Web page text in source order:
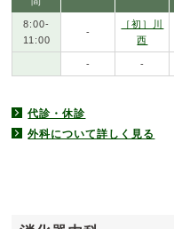
8:00-
11:00
-
［初］川
西
- -
代診・休診
外科について詳しく見る